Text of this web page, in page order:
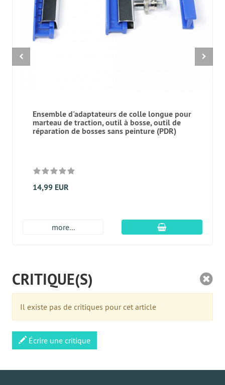
Ensemble d'adaptateurs de colle longue pour
marteau de traction, outil à bosse, outil de
réparation de bosses sans peinture (PDR)
14,99 EUR
more... Ajouter au panier
CRITIQUE(S)
Il existe pas de critiques pour cet article
Écrire une critique